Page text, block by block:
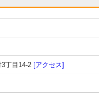
丁目14-2 [アクセス]